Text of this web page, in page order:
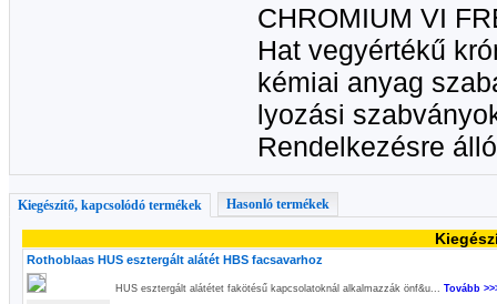
CHROMIUM VI
Hat vegyértékű
kémiai anyag
lyozási
Rendelkezésre
Kiegészítő, kapcsolódó termékek Hasonló termékek
Rothoblaas HUS esztergált alátét HBS facsavarhoz
HUS esztergált alátétet fakötésű kapcsolatoknál alkalmazzák önf&u... Tovább